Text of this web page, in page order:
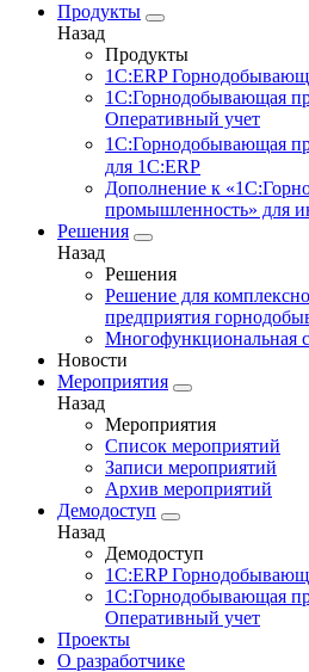
Продукты
Назад
Продукты
1С:ERP
1С:Горнодобывающая
Оперативный учет
1С:Горнодобывающая
для 1С:ERP
Дополнение к
промышленность» для
Решения
Назад
Решения
Решение для
предприятия
Многофункциональная
Новости
Мероприятия
Назад
Мероприятия
Список мероприятий
Записи мероприятий
Архив мероприятий
Демодоступ
Назад
Демодоступ
1С:ERP
1С:Горнодобывающая
Оперативный учет
Проекты
О разработчике